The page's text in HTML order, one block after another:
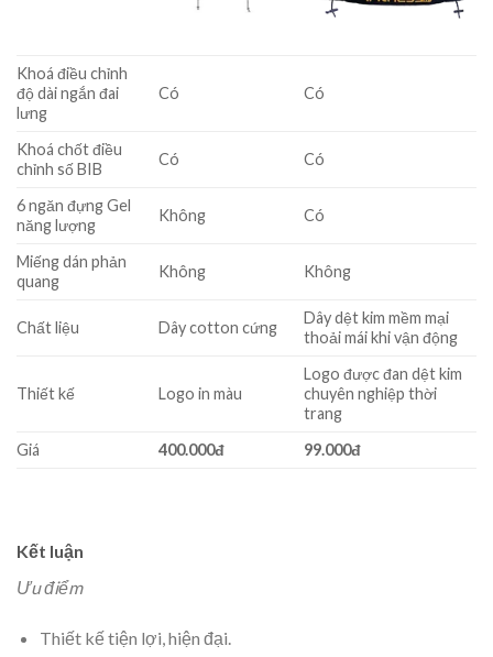
Khoá điều chỉnh
độ dài ngắn đai
lưng
Có Có
Khoá chốt điều
chỉnh số BIB
Có Có
6 ngăn đựng Gel
năng lượng
Không Có
Miếng dán phản
quang
Không Không
Chất liệu Dây cotton cứng
Dây dệt kim mềm mại
thoải mái khi vận động
Thiết kế Logo in màu
Logo được đan dệt kim
chuyên nghiệp thời
trang
Giá
400.000đ 99.000đ
Kết luận
Ưu điểm
Thiết kế tiện lợi, hiện đại.